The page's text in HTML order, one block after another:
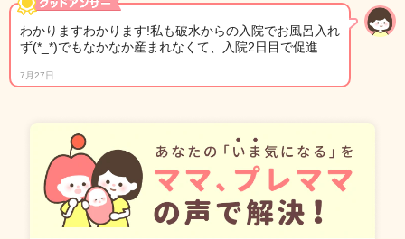
わかりますわかります!私も破水からの入院でお風呂入れ
ず(*_*)でもなかなか産まれなくて、入院2日目で促進…
7月27日